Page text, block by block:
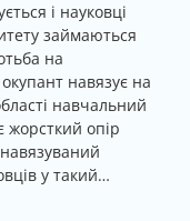
і науковці
займаються
на
навязує на
навчальний
жорсткий опір
у такий…